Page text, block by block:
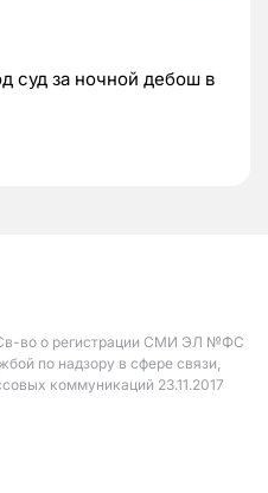
суд за ночной дебош в
во о регистрации СМИ ЭЛ №ФС
по надзору в сфере связи,
коммуникаций 23.11.2017